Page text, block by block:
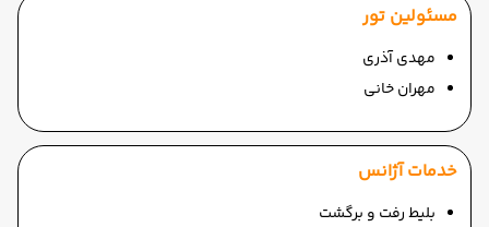
مسئولین تور
مهدی آذری
مهران خانی
خدمات آژانس
بلیط رفت و برگشت